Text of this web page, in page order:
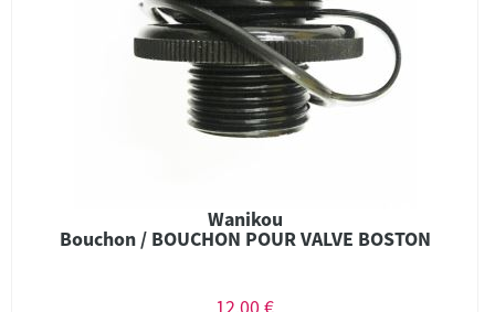
Wanikou
Bouchon / BOUCHON POUR VALVE BOSTON